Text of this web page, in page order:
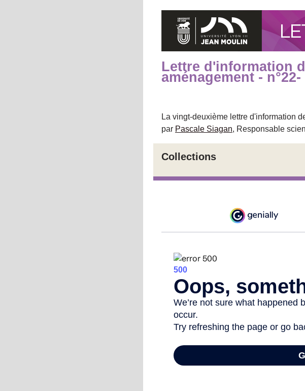
Lettre d'information
aménagement -
La vingt-deuxième lettre d'information
par Pascale Siagan, Responsable
Collections